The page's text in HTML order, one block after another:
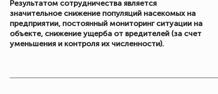
Результатом сотрудничества является
значительное снижение популяций насекомых на
предприятии, постоянный мониторинг ситуации на
объекте, снижение ущерба от вредителей (за счет
уменьшения и контроля их численности).